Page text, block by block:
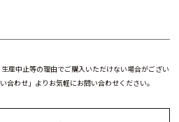
産中止等の理由でご購入いただけない場合がござい
合わせ」よりお気軽にお問い合わせください。